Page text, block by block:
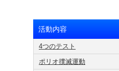
活動内容
4つのテスト
ポリオ撲滅運動